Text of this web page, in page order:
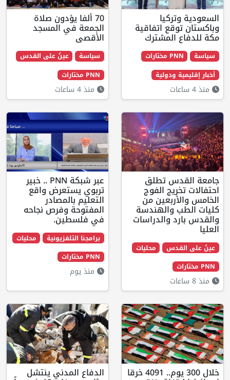
اتفاقية
70 ألفا يؤدون صلاة
الجمعة في المسجد
الأقصى
سياسة
عينٌ على القدس
PNN مختارات
تطلق
الفوج
من
محليات
عبر شبكة PNN .. خبير
تربوي يستعرض واقع
التعليم بالمصادر
المفتوحة وفرص نجاحه
في فلسطين.
محليات
PNN مختارات
خلال 300 يوم.. 4091 خرقا الدفاع المدني ينتشل